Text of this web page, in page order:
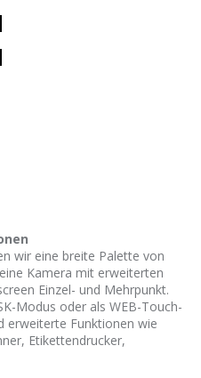
wir eine breite Palette von
Kamera mit erweiterten
Einzel- und Mehrpunkt.
Modus oder als WEB-Touch-
erweiterte Funktionen wie
Etikettendrucker,